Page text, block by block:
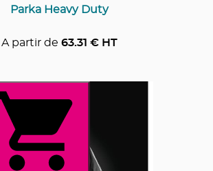
Parka Heavy Duty
A partir de 63.31 € HT